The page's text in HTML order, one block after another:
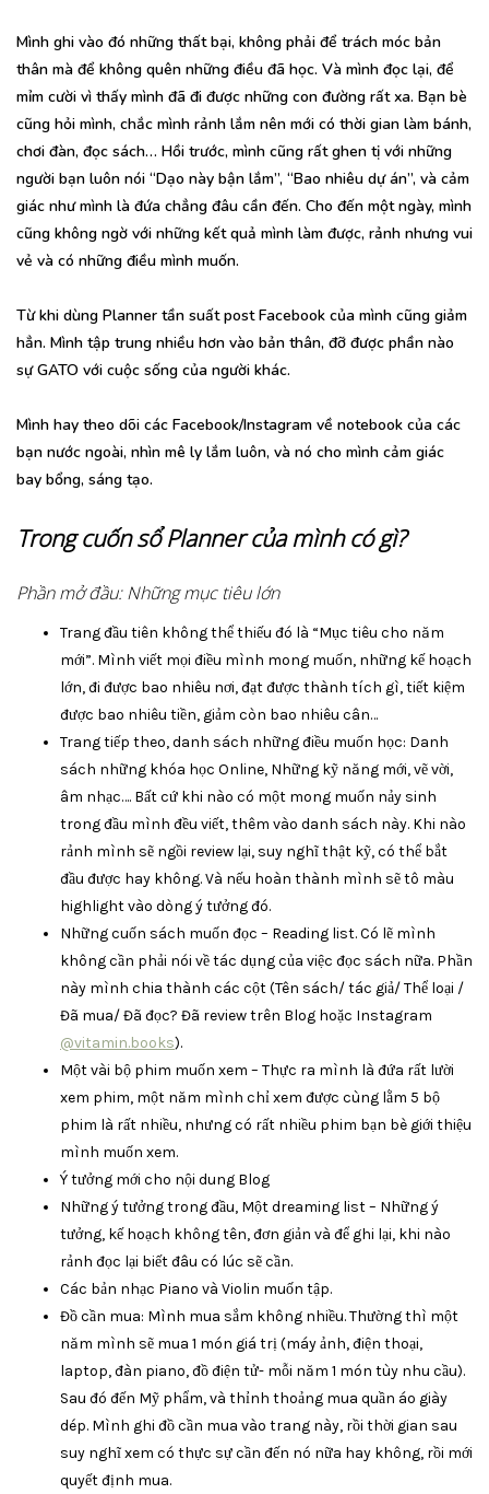
Mình ghi vào đó những thất bại, không phải để trách móc bản
thân mà để không quên những điều đã học. Và mình đọc lại, để
mỉm cười vì thấy mình đã đi được những con đường rất xa. Bạn bè
cũng hỏi mình, chắc mình rảnh lắm nên mới có thời gian làm bánh,
chơi đàn, đọc sách… Hồi trước, mình cũng rất ghen tị với những
người bạn luôn nói “Dạo này bận lắm”, “Bao nhiêu dự án”, và cảm
giác như mình là đứa chẳng đâu cần đến. Cho đến một ngày, mình
cũng không ngờ với những kết quả mình làm được, rảnh nhưng vui
vẻ và có những điều mình muốn.
Từ khi dùng Planner tần suất post Facebook của mình cũng giảm
hẳn. Mình tập trung nhiều hơn vào bản thân, đỡ được phần nào
sự GATO với cuộc sống của người khác.
Mình hay theo dõi các Facebook/Instagram về notebook của các
bạn nước ngoài, nhìn mê ly lắm luôn, và nó cho mình cảm giác
bay bổng, sáng tạo.
Trong cuốn sổ Planner của mình có gì?
Phần mở đầu: Những mục tiêu lớn
Trang đầu tiên không thể thiếu đó là “Mục tiêu cho năm
mới”. Mình viết mọi điều mình mong muốn, những kế hoạch
lớn, đi được bao nhiêu nơi, đạt được thành tích gì, tiết kiệm
được bao nhiêu tiền, giảm còn bao nhiêu cân…
Trang tiếp theo, danh sách những điều muốn học: Danh
sách những khóa học Online, Những kỹ năng mới, vẽ vời,
âm nhạc…. Bất cứ khi nào có một mong muốn nảy sinh
trong đầu mình đều viết, thêm vào danh sách này. Khi nào
rảnh mình sẽ ngồi review lại, suy nghĩ thật kỹ, có thể bắt
đầu được hay không. Và nếu hoàn thành mình sẽ tô màu
highlight vào dòng ý tưởng đó.
Những cuốn sách muốn đọc – Reading list. Có lẽ mình
không cần phải nói về tác dụng của việc đọc sách nữa. Phần
này mình chia thành các cột (Tên sách/ tác giả/ Thể loại /
Đã mua/ Đã đọc? Đã review trên Blog hoặc Instagram
@vitamin.books).
Một vài bộ phim muốn xem – Thực ra mình là đứa rất lười
xem phim, một năm mình chỉ xem được cùng lằm 5 bộ
phim là rất nhiều, nhưng có rất nhiều phim bạn bè giới thiệu
mình muốn xem.
Ý tưởng mới cho nội dung Blog
Những ý tưởng trong đầu, Một dreaming list – Những ý
tưởng, kế hoạch không tên, đơn giản và để ghi lại, khi nào
rảnh đọc lại biết đâu có lúc sẽ cần.
Các bản nhạc Piano và Violin muốn tập.
Đồ cần mua: Mình mua sắm không nhiều. Thường thì một
năm mình sẽ mua 1 món giá trị (máy ảnh, điện thoại,
laptop, đàn piano, đồ điện tử- mỗi năm 1 món tùy nhu cầu).
Sau đó đến Mỹ phẩm, và thỉnh thoảng mua quần áo giày
dép. Mình ghi đồ cần mua vào trang này, rồi thời gian sau
suy nghĩ xem có thực sự cần đến nó nữa hay không, rồi mới
quyết định mua.